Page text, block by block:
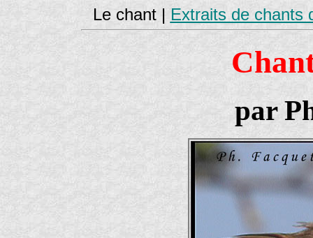
Le chant | Extraits de chants
par